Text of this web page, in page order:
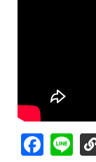
Facebook
Line